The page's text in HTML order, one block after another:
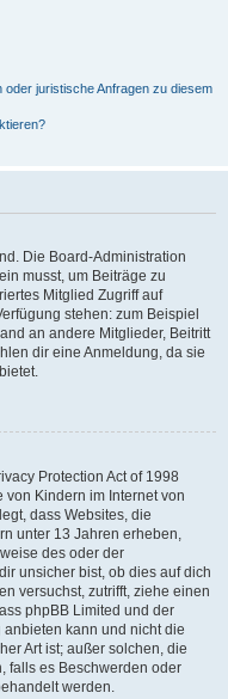
juristische Anfragen zu diesem
Die Board-Administration
musst, um Beiträge zu
Mitglied Zugriff auf
stehen: zum Beispiel
an andere Mitglieder, Beitritt
dir eine Anmeldung, da sie
Protection Act of 1998
von Kindern im Internet von
dass Websites, die
unter 13 Jahren erheben,
des oder der
unsicher bist, ob dies auf dich
versuchst, zutrifft, ziehe einen
phpBB Limited und der
kann und nicht die
Art ist; außer solchen, die
falls es Beschwerden oder
werden.